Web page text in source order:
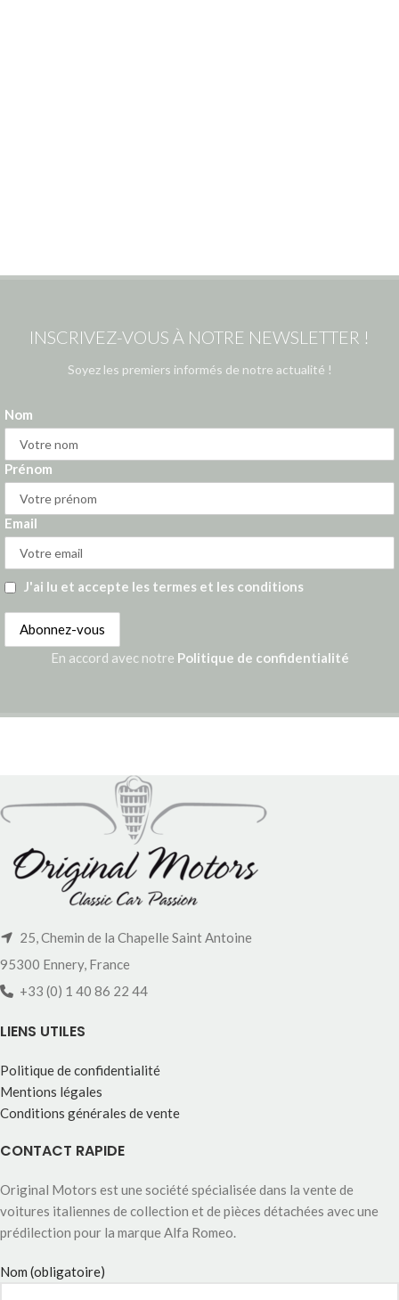
INSCRIVEZ-VOUS À NOTRE NEWSLETTER !
Soyez les premiers informés de notre actualité !
Nom
Prénom
Email
J'ai lu et accepte les termes et les conditions
En accord avec notre Politique de confidentialité
25, Chemin de la Chapelle Saint Antoine
95300 Ennery, France
+33 (0) 1 40 86 22 44
LIENS UTILES
Politique de confidentialité
Mentions légales
Conditions générales de vente
CONTACT RAPIDE
Original Motors est une société spécialisée dans la vente de
voitures italiennes de collection et de pièces détachées avec une
prédilection pour la marque Alfa Romeo.
Nom (obligatoire)